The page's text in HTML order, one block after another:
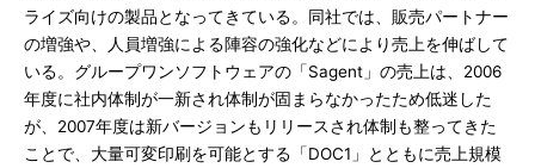
ライズ向けの製品となってきている。同社では、販売パートナー
の増強や、人員増強による陣容の強化などにより売上を伸ばして
いる。グループワンソフトウェアの「Sagent」の売上は、2006
年度に社内体制が一新され体制が固まらなかったため低迷した
が、2007年度は新バージョンもリリースされ体制も整ってきた
ことで、大量可変印刷を可能とする「DOC1」とともに売上規模